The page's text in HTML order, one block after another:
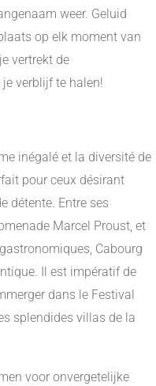
weer. Geluid
op elk moment van
vertrekt de
verblijf te halen!
inégalé et la diversité de
pour ceux désirant
détente. Entre ses
Marcel Proust, et
Cabourg
Il est impératif de
dans le Festival
splendides villas de la
voor onvergetelijke